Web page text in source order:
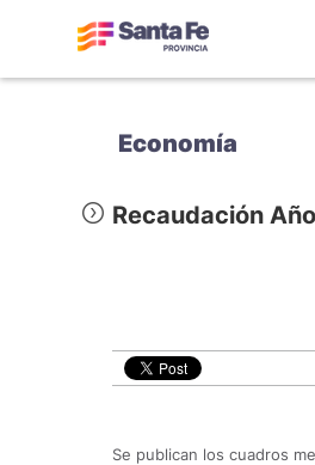
Economía
Recaudación
Se publican los cuadros